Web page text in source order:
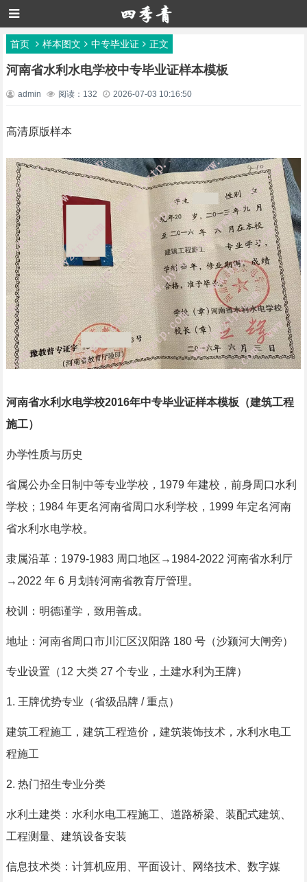
首页 样本图文 中专毕业证 正文
河南省水利水电学校中专毕业证样本模板
admin 阅读：132 2026-07-03 10:16:50
高清原版样本
河南省水利水电学校2016年中专毕业证样本模板（建筑工程
施工）
办学性质与历史
省属公办全日制中等专业学校，1979 年建校，前身周口水利
学校；1984 年更名河南省周口水利学校，1999 年定名河南
省水利水电学校。
隶属沿革：1979-1983 周口地区→1984-2022 河南省水利厅
→2022 年 6 月划转河南省教育厅管理。
校训：明德谨学，致用善成。
地址：河南省周口市川汇区汉阳路 180 号（沙颍河大闸旁）
专业设置（12 大类 27 个专业，土建水利为王牌）
1. 王牌优势专业（省级品牌 / 重点）
建筑工程施工，建筑工程造价，建筑装饰技术，水利水电工
程施工
2. 热门招生专业分类
水利土建类：水利水电工程施工、道路桥梁、装配式建筑、
工程测量、建筑设备安装
信息技术类：计算机应用、平面设计、网络技术、数字媒